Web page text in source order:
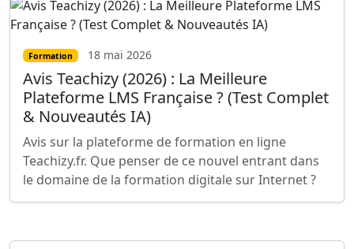
Formation 18 mai 2026
Avis Teachizy (2026) : La Meilleure
Plateforme LMS Française ? (Test Complet
& Nouveautés IA)
Avis sur la plateforme de formation en ligne
Teachizy.fr. Que penser de ce nouvel entrant dans
le domaine de la formation digitale sur Internet ?